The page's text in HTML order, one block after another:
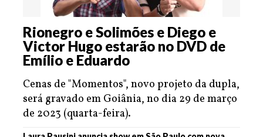
Rionegro e Solimões e Diego e
Victor Hugo estarão no DVD de
Emílio e Eduardo
Cenas de "Momentos", novo projeto da dupla,
será gravado em Goiânia, no dia 29 de março
de 2023 (quarta-feira).